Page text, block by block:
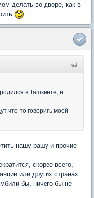
делать во дворе, как в
в Ташкенте, и
что-то говорить моей
нашу рашу и прочие
скорее всего,
или других странах.
бы, ничего бы не